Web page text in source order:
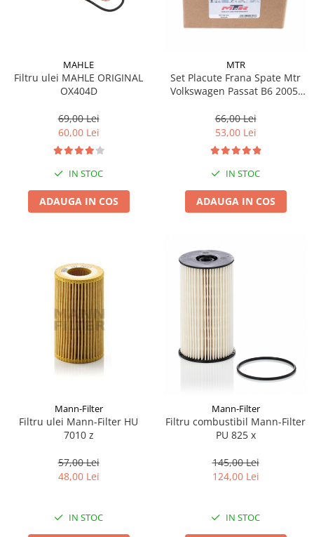
MAHLE
Filtru ulei MAHLE ORIGINAL
OX404D
69,00 Lei
60,00 Lei
IN STOC
ADAUGA IN COS
MTR
Set Placute Frana Spate Mtr
Volkswagen Passat B6 2005-
66,00 Lei
53,00 Lei
IN STOC
ADAUGA IN COS
Mann-Filter
Filtru ulei Mann-Filter HU
7010 z
57,00 Lei
48,00 Lei
IN STOC
Mann-Filter
Filtru combustibil Mann-Filter
PU 825 x
145,00 Lei
124,00 Lei
IN STOC